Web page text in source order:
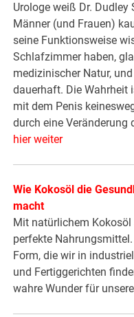
Urologe weiß Dr.
Männer (und Frauen)
seine Funktionsweise
Schlafzimmer haben,
medizinischer Natur,
dauerhaft. Die Wahrheit
mit dem Penis
durch eine Veränderung
hier weiter
Wie Kokosöl die
macht
Mit natürlichem
perfekte
Form, die wir in
und Fertiggerichten
wahre Wunder für